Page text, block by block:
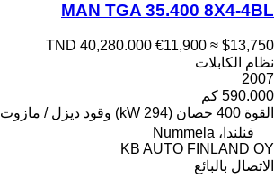
MAN TGA 35.400 8X4-4BL
TND 40,280.000 €11,900 ≈ $13,750
نظام الكابلات
2007
590.000 كم
القوة 400 حصان (294 kW) وقود ديزل / مازوت
فنلندا، Nummela
KB AUTO FINLAND OY
الاتصال بالبائع